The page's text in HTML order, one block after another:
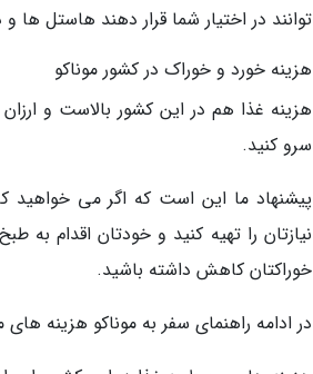
توانند در اختیار شما قرار دهند هاستل ها
هزینه خورد و خوراک در کشور موناکو
هزینه غذا هم در این کشور بالاست و
سرو کنید.
پیشنهاد ما این است که اگر می خواهید
نیازتان را تهیه کنید و خودتان اقدام
خوراکتان کاهش داشته باشید.
در ادامه راهنمای سفر به موناکو هزینه